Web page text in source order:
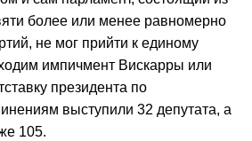
более или менее равномерно
не мог прийти к единому
импичмент Вискарры или
президента по
выступили 32 депутата, а
105.